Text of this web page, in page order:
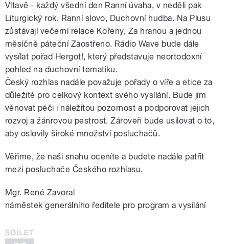
Vltavě - každý všední den Ranní úvaha, v neděli pak
Liturgický rok, Ranní slovo, Duchovní hudba. Na Plusu
zůstávají večerní relace Kořeny, Za hranou a jednou
měsíčně páteční Zaostřeno. Rádio Wave bude dále
vysílat pořad Hergot!, který představuje neortodoxní
pohled na duchovní tematiku.
Český rozhlas nadále považuje pořady o víře a etice za
důležité pro celkový kontext svého vysílání. Bude jim
věnovat péči i náležitou pozornost a podporovat jejich
rozvoj a žánrovou pestrost. Zároveň bude usilovat o to,
aby oslovily široké množství posluchačů.
Věříme, že naši snahu oceníte a budete nadále patřit
mezi posluchače Českého rozhlasu.
Mgr. René Zavoral
náměstek generálního ředitele pro program a vysílání